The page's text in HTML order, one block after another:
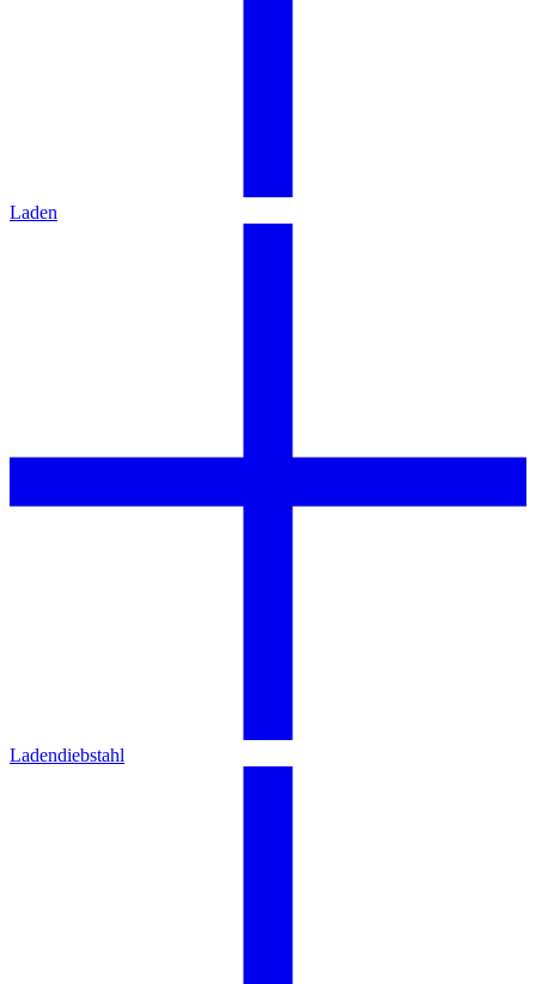
Laden
Ladendiebstahl